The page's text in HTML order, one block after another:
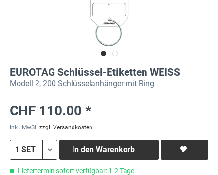
EUROTAG Schlüssel-Etiketten WEISS
Modell 2, 200 Schlüsselanhänger mit Ring
CHF 110.00 *
inkl. MwSt. zzgl. Versandkosten
In den Warenkorb
Liefertermin sofort verfügbar: 1-2 Tage